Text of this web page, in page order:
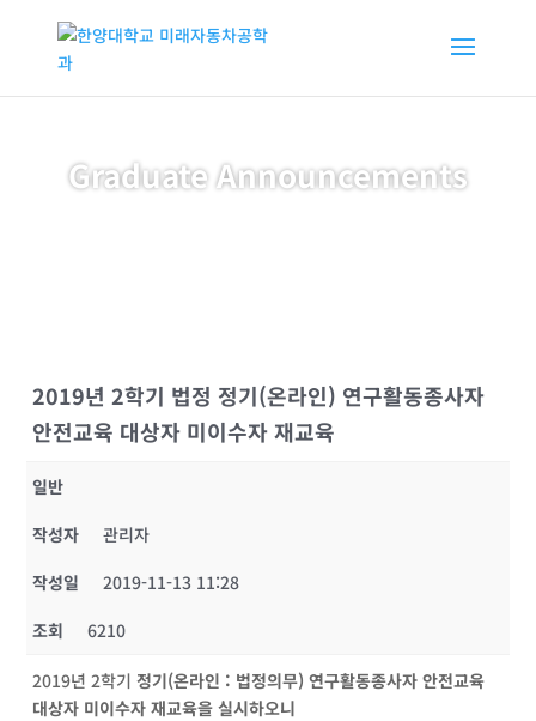
Graduate Announcements
2019년 2학기 법정 정기(온라인) 연구활동종사자
안전교육 대상자 미이수자 재교육
일반
작성자
관리자
작성일
2019-11-13 11:28
조회
6210
2019년 2학기정기(온라인 : 법정의무)연구활동종사자 안전교육
대상자 미이수자 재교육을 실시하오니